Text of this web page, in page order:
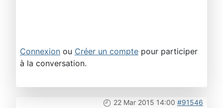
Connexion ou Créer un compte pour participer
à la conversation.
22 Mar 2015 14:00 #91546